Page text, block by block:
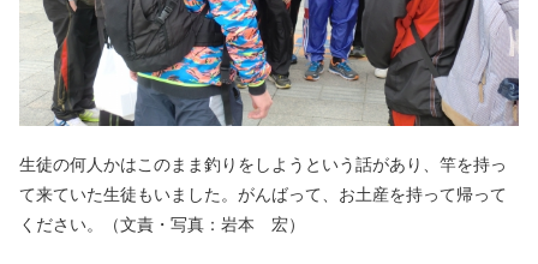
生徒の何人かはこのまま釣りをしようという話があり、竿を持っ
て来ていた生徒もいました。がんばって、お土産を持って帰って
ください。（文責・写真：岩本 宏）